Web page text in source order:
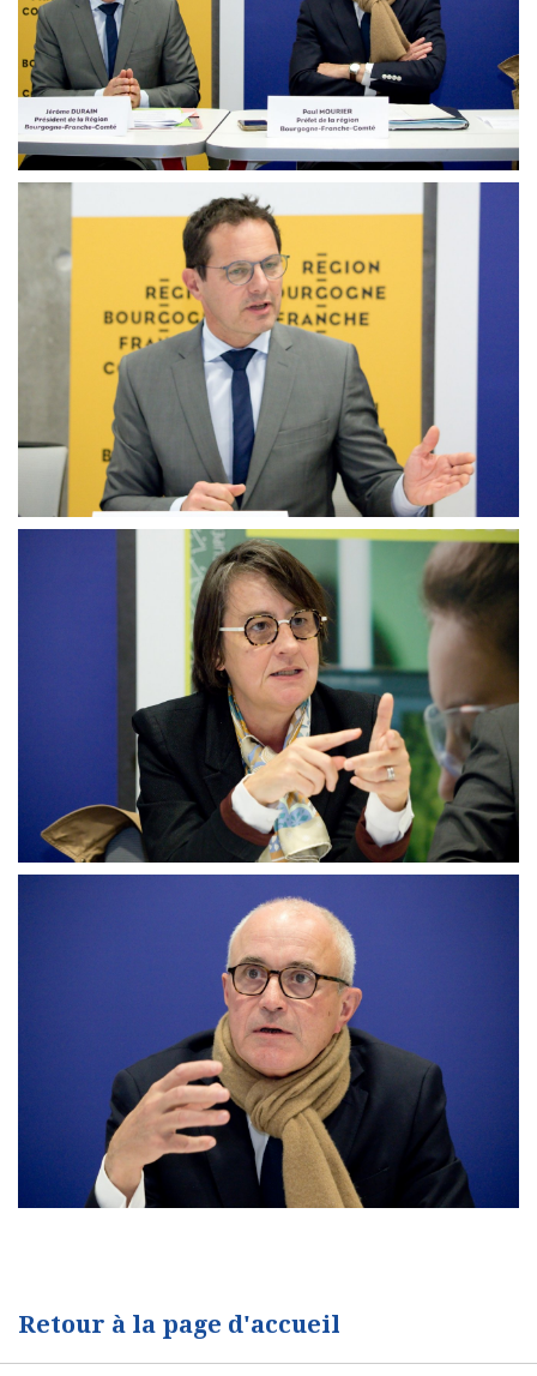
Retour à la page d'accueil